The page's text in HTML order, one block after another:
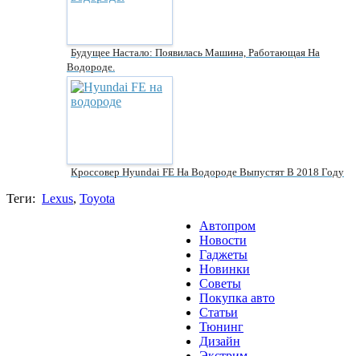
Будущее Настало: Появилась Машина, Работающая На
Водороде.
Кроссовер Hyundai FE На Водороде Выпустят В 2018 Году
Теги: Lexus, Toyota
Автопром
Новости
Гаджеты
Новинки
Советы
Покупка авто
Статьи
Тюнинг
Дизайн